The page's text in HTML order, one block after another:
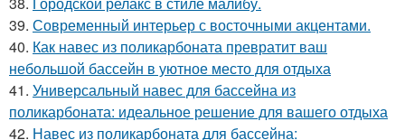
39. Современный интерьер с восточными акцентами.
40. Как навес из поликарбоната превратит ваш
небольшой бассейн в уютное место для отдыха
41. Универсальный навес для бассейна из
поликарбоната: идеальное решение для вашего отдыха
42. Навес из поликарбоната для бассейна: